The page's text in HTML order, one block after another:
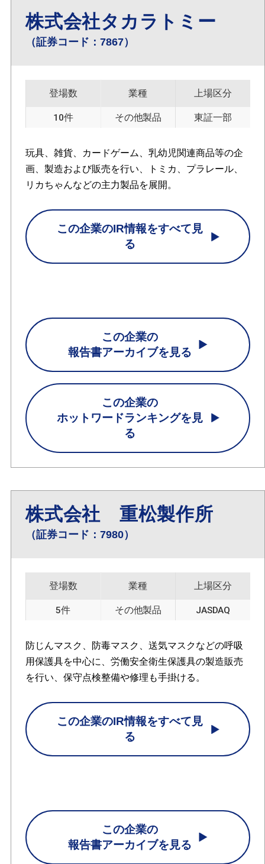
株式会社タカラトミー
（証券コード：7867）
登場数
10件
業種
その他製品
上場区分
東証一部
玩具、雑貨、カードゲーム、乳幼児関連商品等の企
画、製造および販売を行い、トミカ、プラレール、
リカちゃんなどの主力製品を展開。
この企業のIR情報をすべて見
る
この企業の
報告書アーカイブを見る
この企業の
ホットワードランキングを見
る
株式会社 重松製作所
（証券コード：7980）
登場数
5件
業種
その他製品
上場区分
JASDAQ
防じんマスク、防毒マスク、送気マスクなどの呼吸
用保護具を中心に、労働安全衛生保護具の製造販売
を行い、保守点検整備や修理も手掛ける。
この企業のIR情報をすべて見
る
この企業の
報告書アーカイブを見る